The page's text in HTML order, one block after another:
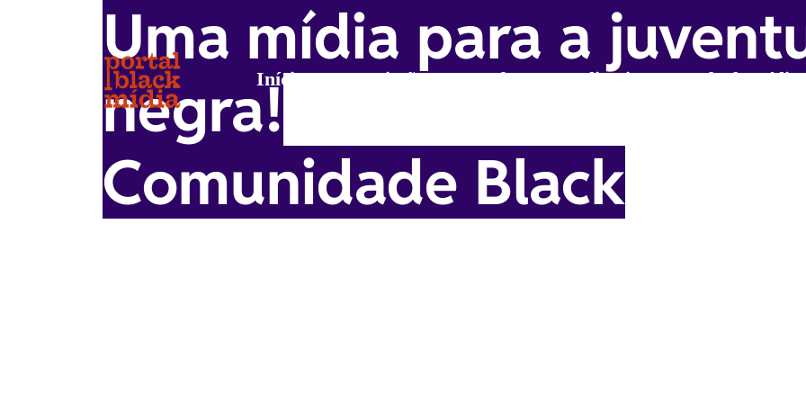
Início Missão e quem faz Editorias Black Mídia
Uma mídia para a
negra!
Comunidade Black